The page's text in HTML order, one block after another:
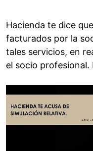
Hacienda te dice
facturados por la
tales servicios, en
el socio